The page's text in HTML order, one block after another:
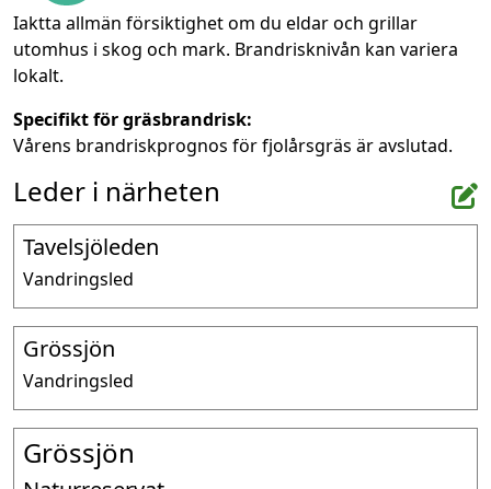
Iaktta allmän försiktighet om du eldar och grillar
utomhus i skog och mark. Brandrisknivån kan variera
lokalt.
Specifikt för gräsbrandrisk:
Vårens brandriskprognos för fjolårsgräs är avslutad.
Leder i närheten
Tavelsjöleden
Vandringsled
Grössjön
Vandringsled
Grössjön